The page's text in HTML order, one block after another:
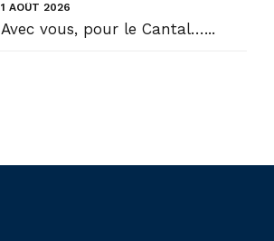
1 AOÛT 2026
Avec vous, pour le Cantal…...